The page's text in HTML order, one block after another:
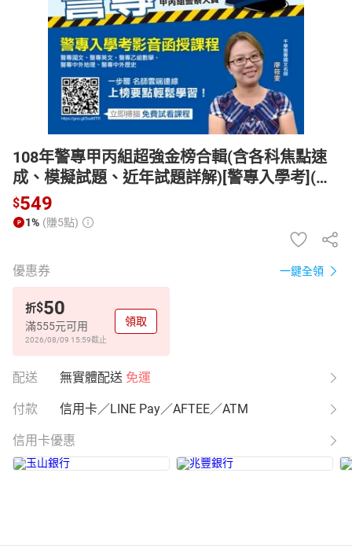
日本購物 電子/紙本書
HOT
108年警專甲丙組超強金榜合輯(含各科焦點速
成、模擬試題、近年試題詳解)[警專入學考](千
華)【電子書】
$549
1% (賺5點)
優惠券 一鍵全領
折$50
滿555元可用
2026/08/09 15:59截止
領取
配送 無實體配送 免運
付款 信用卡／LINE Pay／AFTEE／ATM
信用卡優惠